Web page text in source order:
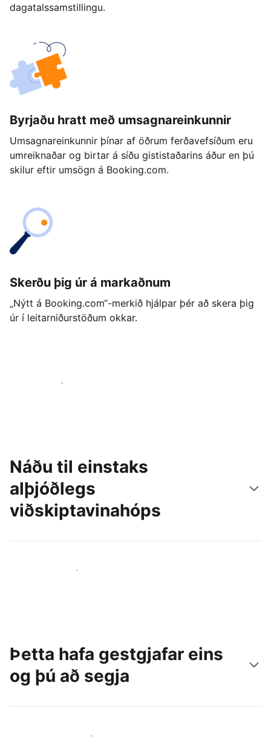
dagatalssamstillingu.
Byrjaðu hratt með umsagnareinkunnir
Umsagnareinkunnir þínar af öðrum ferðavefsíðum eru
umreiknaðar og birtar á síðu gististaðarins áður en þú
skilur eftir umsögn á Booking.com.
Skerðu þig úr á markaðnum
„Nýtt á Booking.com“-merkið hjálpar þér að skera þig
úr í leitarniðurstöðum okkar.
Byrjaðu strax í dag
Náðu til einstaks
alþjóðlegs
viðskiptavinahóps
Náðu til nýrra gesta í dag
Þetta hafa gestgjafar eins
og þú að segja
Ganga til liðs við aðra gestgjafa